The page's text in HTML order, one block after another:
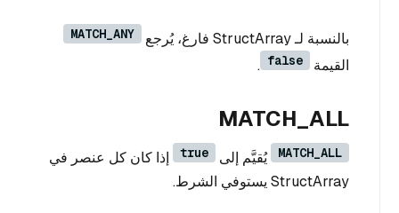
بالنسبة لـ StructArray فارغ، يُرجع MATCH_ANY
القيمة false
.
MATCH_ALL
MATCH_ALL يُقيَّم إلى true
إذا كان كل عنصر في
StructArray يستوفي الشرط.